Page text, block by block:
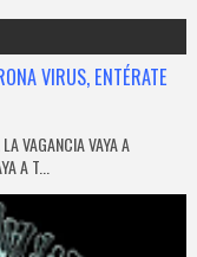
VIRUS, ENTÉRATE
VAGANCIA VAYA A
A T...